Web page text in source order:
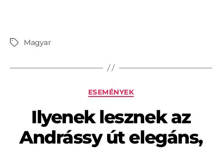
Magyar
ESEMÉNYEK
Ilyenek lesznek az
Andrássy út elegáns,